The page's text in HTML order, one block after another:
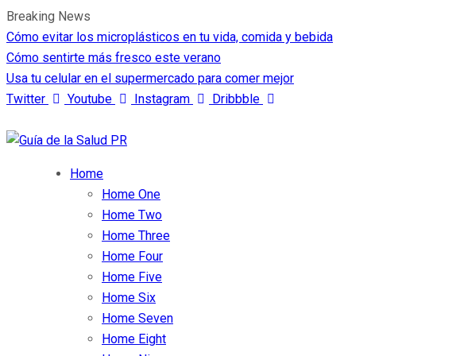
Breaking News
Cómo evitar los microplásticos en tu vida, comida y bebida
Cómo sentirte más fresco este verano
Usa tu celular en el supermercado para comer mejor
Twitter
Youtube Instagram Dribbble
Home
Home One
Home Two
Home Three
Home Four
Home Five
Home Six
Home Seven
Home Eight